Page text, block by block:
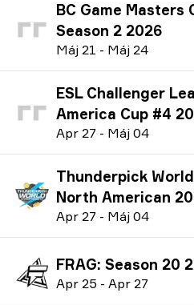
BC Game Masters
Season 2 2026
Máj 21 - Máj 24
ESL Challenger
America Cup #4
Apr 27 - Máj 04
Thunderpick
North American
Apr 27 - Máj 04
FRAG: Season 20
Apr 25 - Apr 27